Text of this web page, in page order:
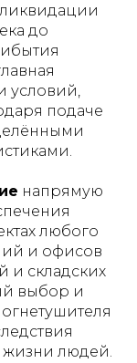
до
условий,
подаче
напрямую
любого
и офисов
складских
выбор и
людей.